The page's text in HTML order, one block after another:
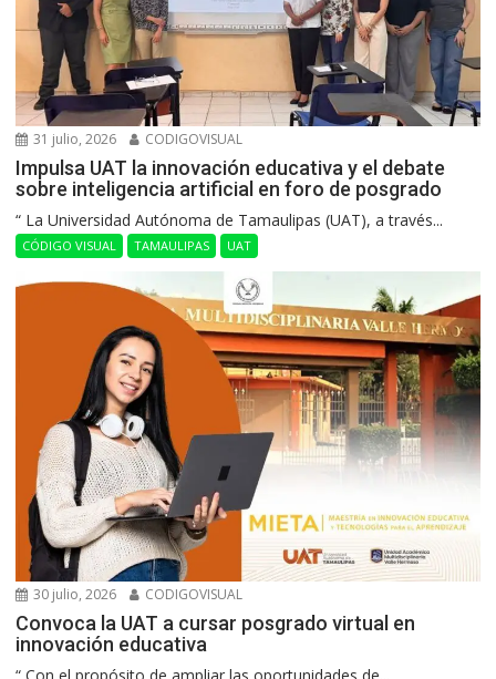
31 julio, 2026 CODIGOVISUAL
Impulsa UAT la innovación educativa y el debate
sobre inteligencia artificial en foro de posgrado
“ La Universidad Autónoma de Tamaulipas (UAT), a través...
CÓDIGO VISUAL TAMAULIPAS UAT
30 julio, 2026 CODIGOVISUAL
Convoca la UAT a cursar posgrado virtual en
innovación educativa
“ Con el propósito de ampliar las oportunidades de...